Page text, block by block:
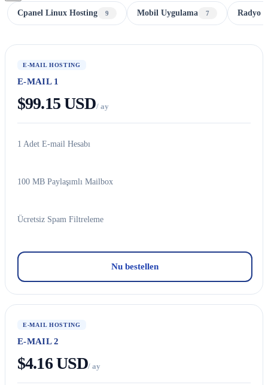
Cpanel Linux Hosting
9 Mobil Uygulama 7 Radyo
E-MAIL HOSTING
E-MAIL 1
$99.15 USD/ ay
1 Adet E-mail Hesabı
100 MB Paylaşımlı Mailbox
Ücretsiz Spam Filtreleme
Nu bestellen
E-MAIL HOSTING
E-MAIL 2
$4.16 USD/ ay